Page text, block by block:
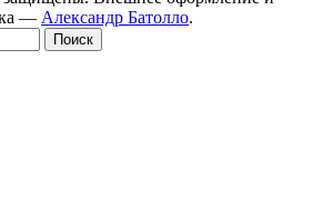
— Александр Батолло.